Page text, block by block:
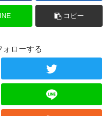
コピー
ォローする